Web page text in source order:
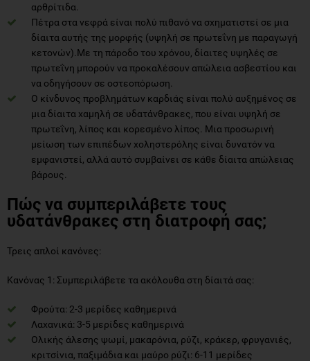
αρθρίτιδα.
Πέτρα στα νεφρά είναι πολύ πιθανό να σχηματιστεί σε μια
δίαιτα αυτής της μορφής (υψηλή σε πρωτεΐνη με παραγωγή
κετονών).Με τη πάροδο του χρόνου, δίαιτες υψηλές σε
πρωτεΐνη μπορούν να προκαλέσουν απώλεια ασβεστίου και
να οδηγήσουν σε οστεοπόρωση.
Ο κίνδυνος προβλημάτων καρδιάς είναι πολύ αυξημένος σε
μια δίαιτα χαμηλή σε υδατάνθρακες, που είναι υψηλή σε
πρωτεΐνη, λίπος και κορεσμένο λίπος. Μια προσωρινή
μείωση των επιπέδων χοληστερόλης είναι δυνατόν να
εμφανιστεί, αλλά αυτό συμβαίνει σε κάθε δίαιτα απώλειας
βάρους.
Πώς να συμπεριλάβετε τους
υδατάνθρακες στη διατροφή σας;
Τρεις απλοί κανόνες:
Κανόνας 1: Συμπεριλάβετε τα ακόλουθα στη δίαιτά σας:
Φρούτα: 2-3 μερίδες καθημερινά
Λαχανικά: 3-5 μερίδες καθημερινά
Ολικής άλεσης ψωμί, μακαρόνια, ρύζι, κράκερ, φρυγανιές,
κριτσίνια, παξιμάδια και μαύρο ρύζι: 6-11 μερίδες